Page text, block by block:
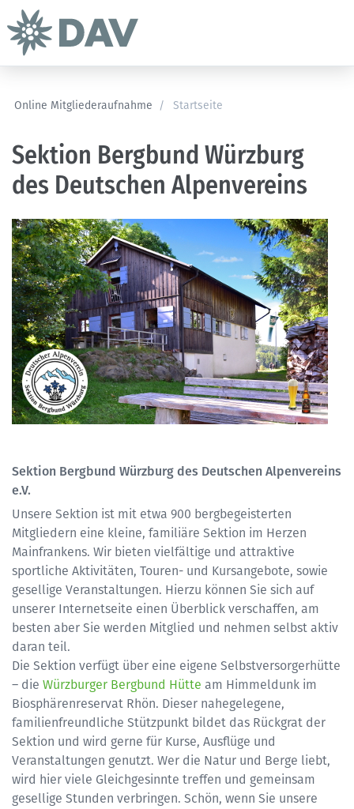
Online Mitgliederaufnahme / Startseite
Sektion Bergbund Würzburg
des Deutschen Alpenvereins
Sektion Bergbund Würzburg des Deutschen Alpenvereins
e.V.
Unsere Sektion ist mit etwa 900 bergbegeisterten
Mitgliedern eine kleine, familiäre Sektion im Herzen
Mainfrankens. Wir bieten vielfältige und attraktive
sportliche Aktivitäten, Touren- und Kursangebote, sowie
gesellige Veranstaltungen. Hierzu können Sie sich auf
unserer Internetseite einen Überblick verschaffen, am
besten aber Sie werden Mitglied und nehmen selbst aktiv
daran teil.
Die Sektion verfügt über eine eigene Selbstversorgerhütte
– die Würzburger Bergbund Hütte am Himmeldunk im
Biosphärenreservat Rhön. Dieser nahegelegene,
familienfreundliche Stützpunkt bildet das Rückgrat der
Sektion und wird gerne für Kurse, Ausflüge und
Veranstaltungen genutzt. Wer die Natur und Berge liebt,
wird hier viele Gleichgesinnte treffen und gemeinsam
gesellige Stunden verbringen. Schön, wenn Sie unsere